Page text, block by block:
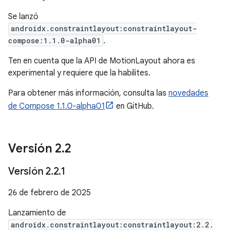
Se lanzó
androidx.constraintlayout:constraintlayout-
compose:1.1.0-alpha01 .
Ten en cuenta que la API de MotionLayout ahora es
experimental y requiere que la habilites.
Para obtener más información, consulta las novedades
de Compose 1.1.0-alpha01
en GitHub.
Versión 2.2
Versión 2.2.1
26 de febrero de 2025
Lanzamiento de
androidx.constraintlayout:constraintlayout:2.2.